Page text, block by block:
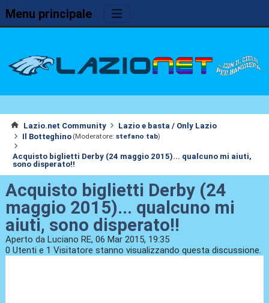
Menu principale
Lazio.net Community
Lazio e basta / Only Lazio
Il Botteghino (Moderatore: stefano tab)
Acquisto biglietti Derby (24 maggio 2015)... qualcuno mi aiuti,
sono disperato!!
Acquisto biglietti Derby (24
maggio 2015)... qualcuno mi
aiuti, sono disperato!!
Aperto da Luciano RE, 06 Mar 2015, 19:35
0 Utenti e 1 Visitatore stanno visualizzando questa discussione.